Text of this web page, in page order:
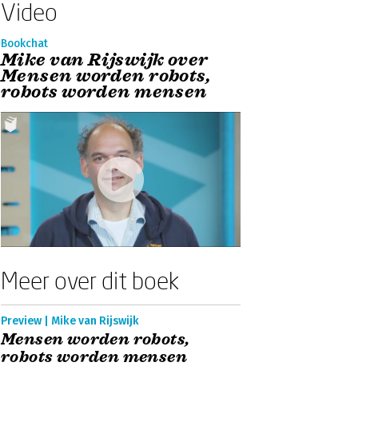
Video
Bookchat
Mike van Rijswijk over
Mensen worden robots,
robots worden mensen
Meer over dit boek
Preview | Mike van Rijswijk
Mensen worden robots,
robots worden mensen